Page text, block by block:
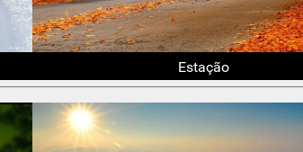
Estação